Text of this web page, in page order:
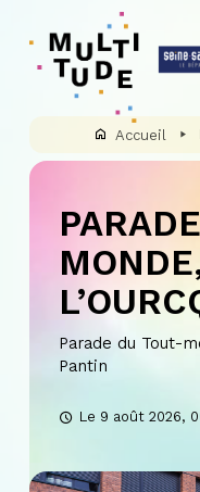
Accueil
Parade du Tout-
Pantin
Le 9 août 2026,
Panneau de gestion des cookies